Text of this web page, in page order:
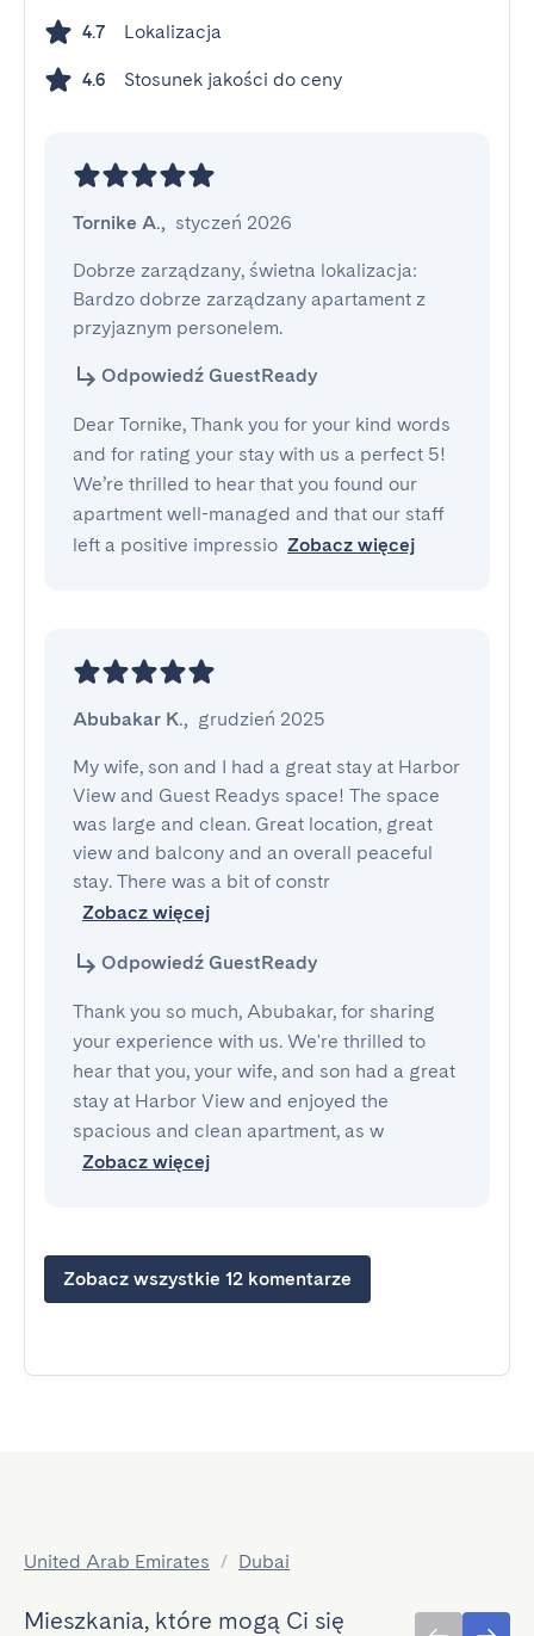
4.7 Lokalizacja
4.6 Stosunek jakości do ceny
Tornike A., styczeń 2026
Dobrze zarządzany, świetna lokalizacja:
Bardzo dobrze zarządzany apartament z
przyjaznym personelem.
Odpowiedź GuestReady
Dear Tornike, Thank you for your kind words
and for rating your stay with us a perfect 5!
We’re thrilled to hear that you found our
apartment well-managed and that our staff
left a positive impressio Zobacz więcej
Abubakar K., grudzień 2025
My wife, son and I had a great stay at Harbor
View and Guest Readys space! The space
was large and clean. Great location, great
view and balcony and an overall peaceful
stay. There was a bit of constr
Zobacz więcej
Odpowiedź GuestReady
Thank you so much, Abubakar, for sharing
your experience with us. We're thrilled to
hear that you, your wife, and son had a great
stay at Harbor View and enjoyed the
spacious and clean apartment, as w
Zobacz więcej
Zobacz wszystkie 12 komentarze
United Arab Emirates / Dubai
Mieszkania, które mogą Ci się